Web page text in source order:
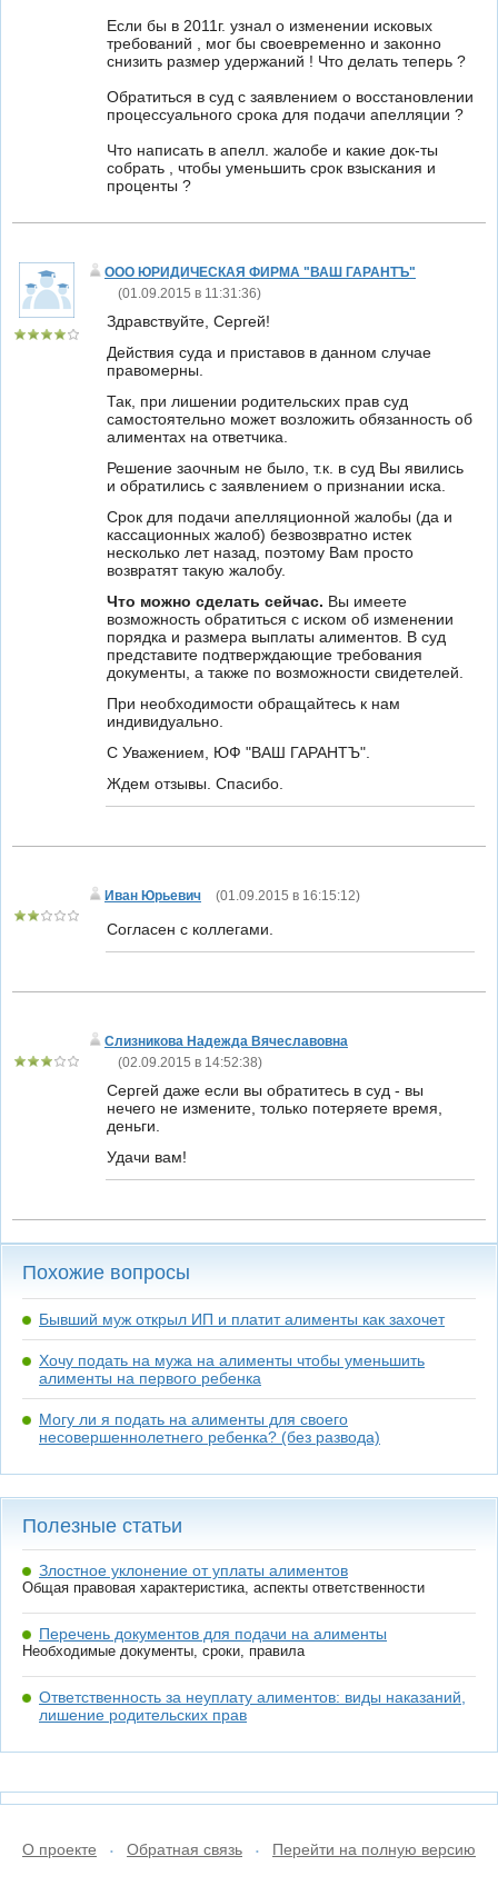
Если бы в 2011г. узнал о изменении исковых
требований , мог бы своевременно и законно
снизить размер удержаний ! Что делать теперь ?
Обратиться в суд с заявлением о восстановлении
процессуального срока для подачи апелляции ?
Что написать в апелл. жалобе и какие док-ты
собрать , чтобы уменьшить срок взыскания и
проценты ?
ООО ЮРИДИЧЕСКАЯ ФИРМА "ВАШ ГАРАНТЪ"
(01.09.2015 в 11:31:36)
Здравствуйте, Сергей!
Действия суда и приставов в данном случае
правомерны.
Так, при лишении родительских прав суд
самостоятельно может возложить обязанность об
алиментах на ответчика.
Решение заочным не было, т.к. в суд Вы явились
и обратились с заявлением о признании иска.
Срок для подачи апелляционной жалобы (да и
кассационных жалоб) безвозвратно истек
несколько лет назад, поэтому Вам просто
возвратят такую жалобу.
Что можно сделать сейчас. Вы имеете
возможность обратиться с иском об изменении
порядка и размера выплаты алиментов. В суд
представите подтверждающие требования
документы, а также по возможности свидетелей.
При необходимости обращайтесь к нам
индивидуально.
С Уважением, ЮФ "ВАШ ГАРАНТЪ".
Ждем отзывы. Спасибо.
Иван Юрьевич (01.09.2015 в 16:15:12)
Согласен с коллегами.
Слизникова Надежда Вячеславовна
(02.09.2015 в 14:52:38)
Сергей даже если вы обратитесь в суд - вы
нечего не измените, только потеряете время,
деньги.
Удачи вам!
Похожие вопросы
Бывший муж открыл ИП и платит алименты как захочет
Хочу подать на мужа на алименты чтобы уменьшить
алименты на первого ребенка
Могу ли я подать на алименты для своего
несовершеннолетнего ребенка? (без развода)
Полезные статьи
Злостное уклонение от уплаты алиментов
Общая правовая характеристика, аспекты ответственности
Перечень документов для подачи на алименты
Необходимые документы, сроки, правила
Ответственность за неуплату алиментов: виды наказаний,
лишение родительских прав
О проекте • Обратная связь • Перейти на полную версию